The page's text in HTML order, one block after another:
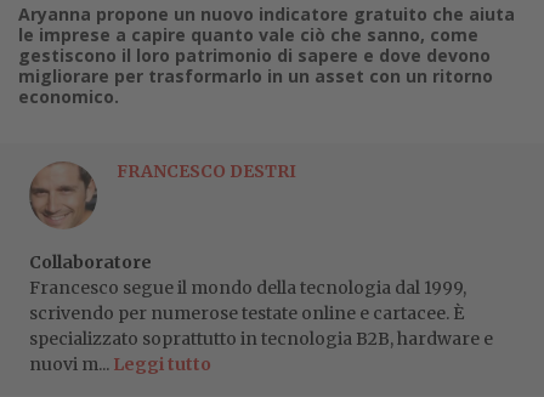
Aryanna propone un nuovo indicatore gratuito che aiuta
le imprese a capire quanto vale ciò che sanno, come
gestiscono il loro patrimonio di sapere e dove devono
migliorare per trasformarlo in un asset con un ritorno
economico.
FRANCESCO DESTRI
Collaboratore
Francesco segue il mondo della tecnologia dal 1999,
scrivendo per numerose testate online e cartacee. È
specializzato soprattutto in tecnologia B2B, hardware e
nuovi m... Leggi tutto